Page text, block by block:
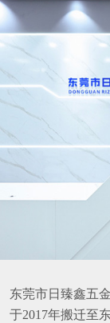
东莞市日臻鑫五
于2017年搬迁至